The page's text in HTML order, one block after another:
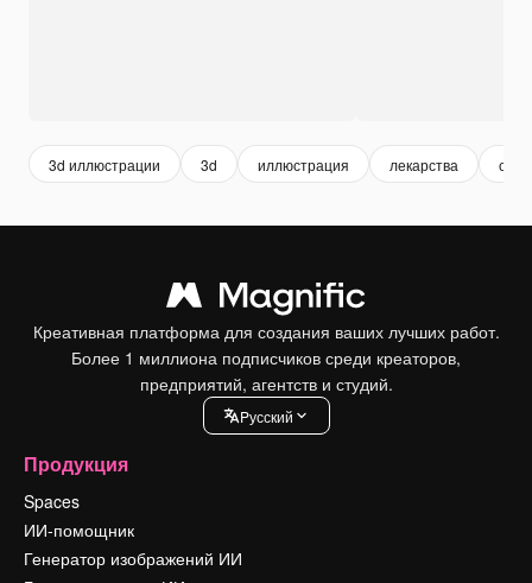
3d иллюстрации 3d иллюстрация лекарства
Креативная платформа для создания ваших лучших работ.
Более 1 миллиона подписчиков среди креаторов,
предприятий, агентств и студий.
Pусский
Продукция
Spaces
ИИ-помощник
Генератор изображений ИИ